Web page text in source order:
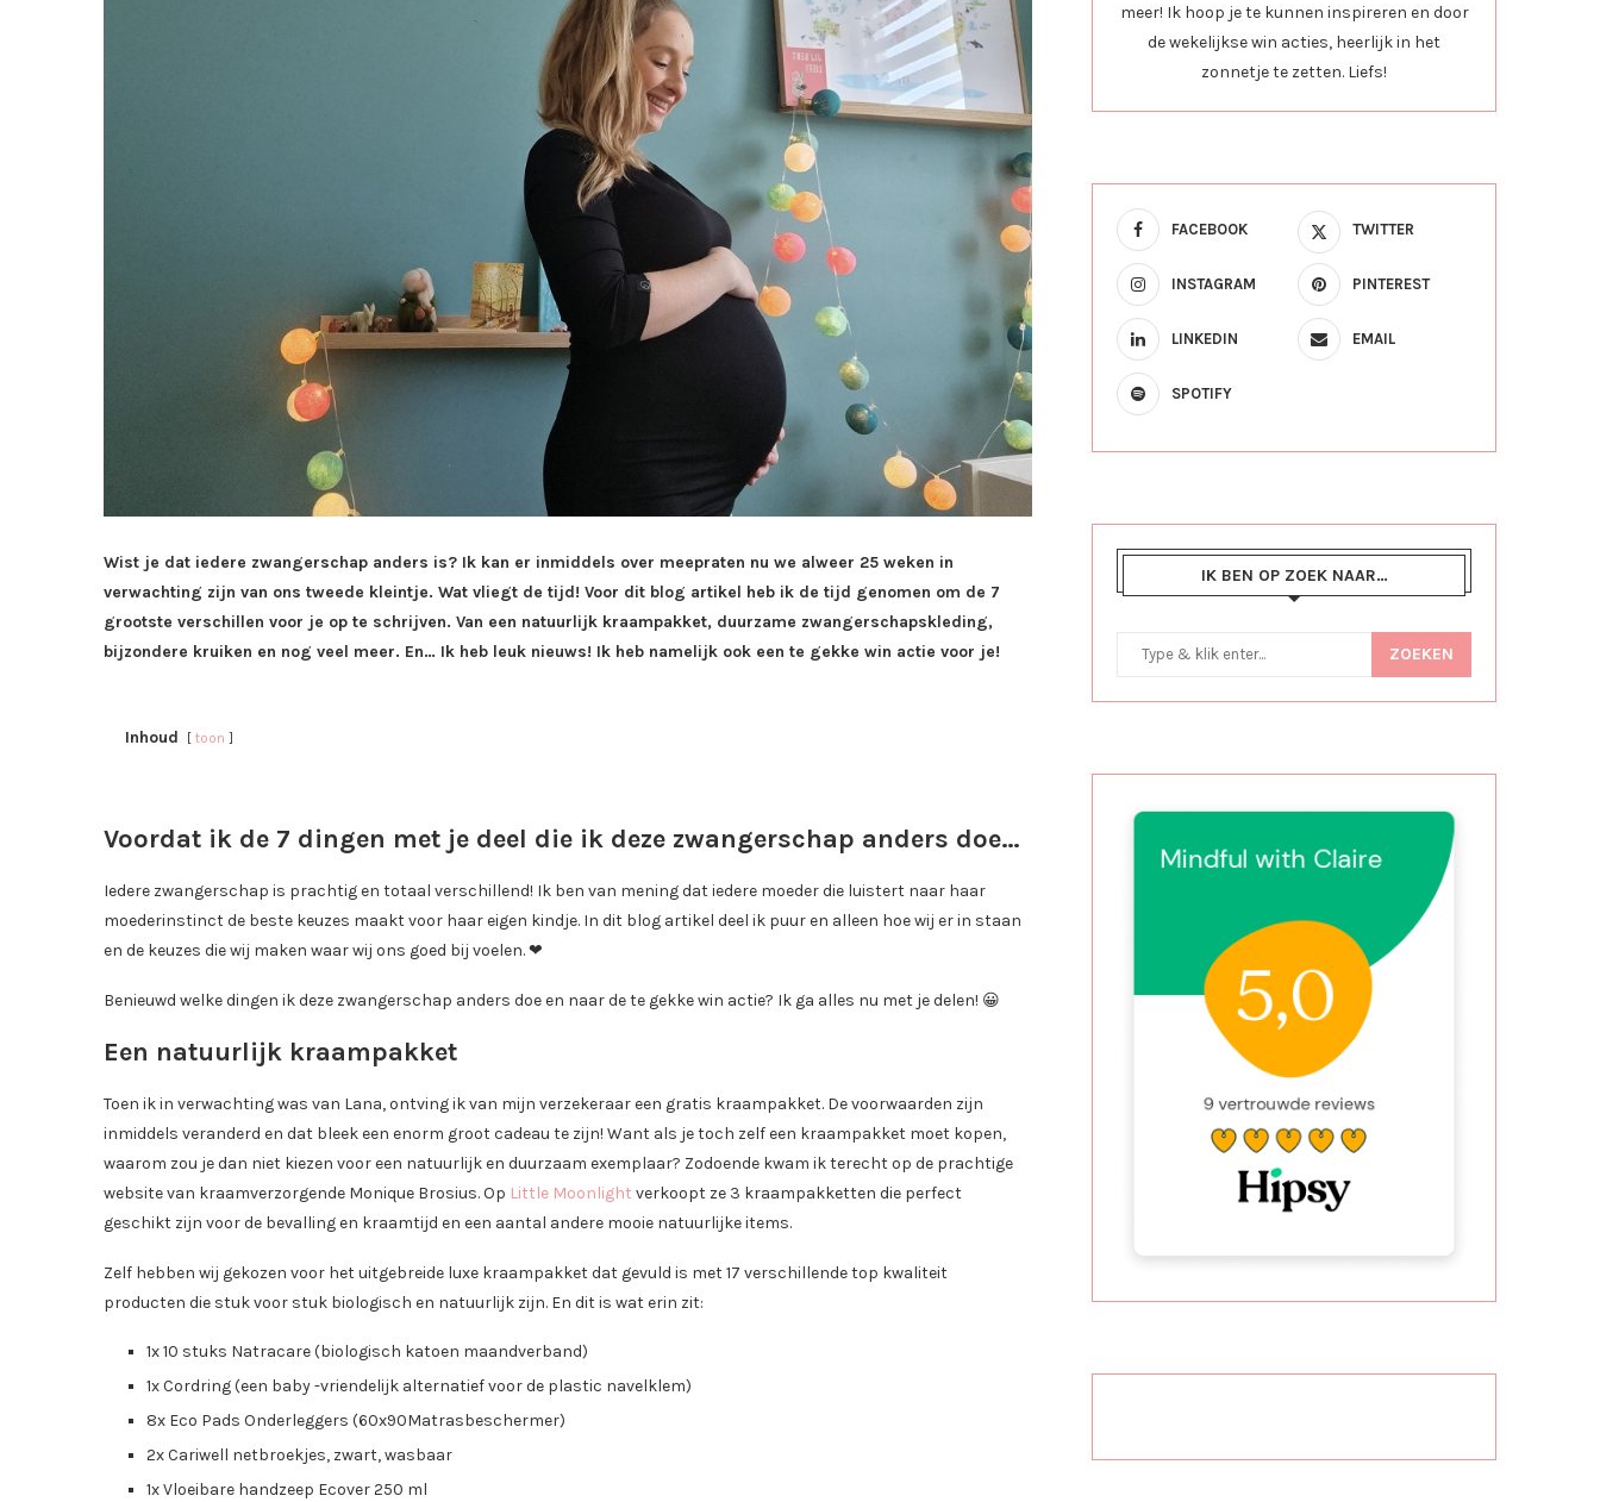
Wist je dat iedere zwangerschap anders is? Ik kan er inmiddels over meepraten nu we alweer 25 weken in
verwachting zijn van ons tweede kleintje. Wat vliegt de tijd! Voor dit blog artikel heb ik de tijd genomen om de 7
grootste verschillen voor je op te schrijven. Van een natuurlijk kraampakket, duurzame zwangerschapskleding,
bijzondere kruiken en nog veel meer. En… Ik heb leuk nieuws! Ik heb namelijk ook een te gekke win actie voor je!
Inhoud toon
Voordat ik de 7 dingen met je deel die ik deze zwangerschap anders doe…
Iedere zwangerschap is prachtig en totaal verschillend! Ik ben van mening dat iedere moeder die luistert naar haar
moederinstinct de beste keuzes maakt voor haar eigen kindje. In dit blog artikel deel ik puur en alleen hoe wij er in staan
en de keuzes die wij maken waar wij ons goed bij voelen. ❤
Benieuwd welke dingen ik deze zwangerschap anders doe en naar de te gekke win actie? Ik ga alles nu met je delen! 😀
Een natuurlijk kraampakket
Toen ik in verwachting was van Lana, ontving ik van mijn verzekeraar een gratis kraampakket. De voorwaarden zijn
inmiddels veranderd en dat bleek een enorm groot cadeau te zijn! Want als je toch zelf een kraampakket moet kopen,
waarom zou je dan niet kiezen voor een natuurlijk en duurzaam exemplaar? Zodoende kwam ik terecht op de prachtige
website van kraamverzorgende Monique Brosius. Op Little Moonlight verkoopt ze 3 kraampakketten die perfect
geschikt zijn voor de bevalling en kraamtijd en een aantal andere mooie natuurlijke items.
Zelf hebben wij gekozen voor het uitgebreide luxe kraampakket dat gevuld is met 17 verschillende top kwaliteit
producten die stuk voor stuk biologisch en natuurlijk zijn. En dit is wat erin zit:
1x 10 stuks Natracare (biologisch katoen maandverband)
1x Cordring (een baby -vriendelijk alternatief voor de plastic navelklem)
8x Eco Pads Onderleggers (60x90Matrasbeschermer)
2x Cariwell netbroekjes, zwart, wasbaar
1x Vloeibare handzeep Ecover 250 ml
meer! Ik hoop je te kunnen inspireren en door
de wekelijkse win acties, heerlijk in het
zonnetje te zetten. Liefs!
FACEBOOK TWITTER
INSTAGRAM PINTEREST
LINKEDIN EMAIL
SPOTIFY
IK BEN OP ZOEK NAAR…
ZOEKEN